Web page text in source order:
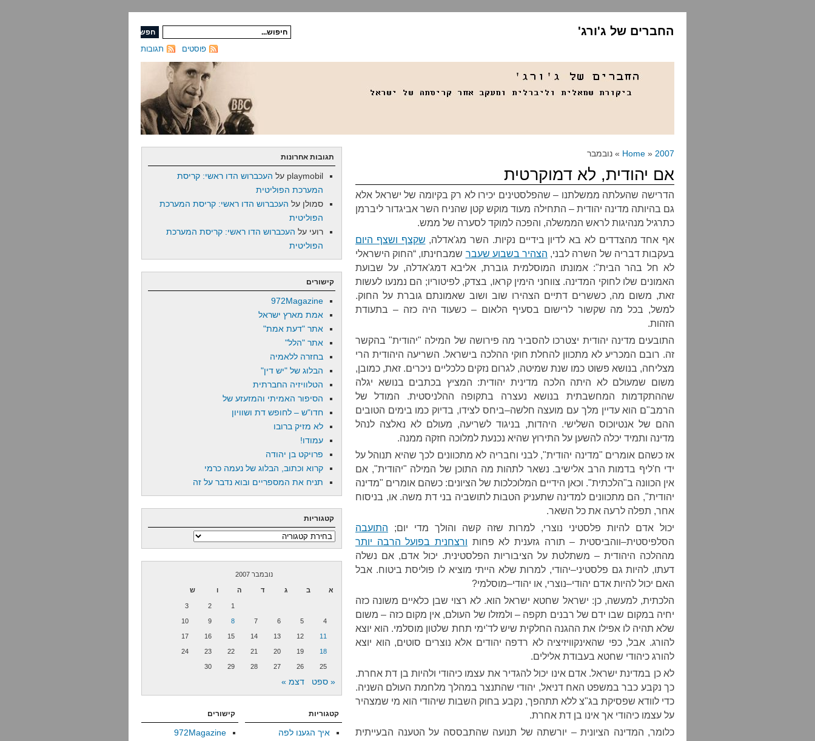
החברים של ג'ורג'
תגובות פוסטים
Home » 2007 » נובמבר
אם יהודית, לא דמוקרטית
הדרישה שהעלתה ממשלתנו – שהפלסטינים יכירו לא רק בקיומה של ישראל אלא
גם בהיותה מדינה יהודית – התחילה מעוד מוקש קטן שהניח השר אביגדור ליברמן
כתרגיל מנהיגות לראש הממשלה, והפכה למוקד לסערה של ממש.
אף אחד מהצדדים לא בא לדיון בידיים נקיות. השר מג'אדלה, שקצף ושצף היום
בעקבות דבריה של השרה לבני, הצהיר בשבוע שעבר שמבחינתו, “החוק הישראלי
לא חל בהר הבית":אמונתו המוסלמית גוברת, אליבא דמג'אדלה,על שבועת
האמונים שלו לחוקי המדינה. צווחני הימין קראו, בצדק,לפיטוריו; הם נמנעו לעשות
זאת, משום מה,כששרים דתיים הצהירו שוב ושוב שאמונתם גוברת על החוק.
למשל, בכל מה שקשור לרישום בסעיף הלאום – כשעוד היה כזה – בתעודת
הזהות.
התובעים מדינה יהודית יצטרכו להסביר מה פירושה של המילה "יהודית" בהקשר
זה. רובם המכריע לא מתכוון להחלת חוקי ההלכה בישראל. השריעה היהודית הרי
מצליחה, בנושא פשוט כמו שנת שמיטה,לגרום נזקים כלכליים ניכרים. זאת, כמובן,
משום שמעולם לא היתה הלכה מדינית יהודית: המציץ בכתבים בנושא יגלה
שההתקדמות המחשבתית בנושא נעצרה בתקופה ההלניסטית. המודל של
הרמב"ם הוא עדיין מלך עם מועצה חלשה–ביחס לצידו, בדיוק כמו בימים הטובים
ההם של אנטיוכוס השלישי. היהדות, בניגוד לשריעה, מעולם לא נאלצה לנהל
מדינה ותמיד יכלה להשען על התירוץ שהיא נכנעת למלוכה חזקה ממנה.
אז כשהם אומרים "מדינה יהודית",לבני וחבריה לא מתכוונים לכך שהיא תנוהל על
ידי ח'ליף בדמות הרב אלישיב. נשאר לתהות מה התוכן של המילה "יהודית", אם
אין הכוונה ב"הלכתית". וכאן הידיים המלוכלכות של הציונים: כשהם אומרים "מדינה
יהודית", הם מתכוונים למדינה שתעניק הטבות לתושביה בני דת משה.או, בניסוח
אחר, תפלה לרעה את כל השאר.
יכול אדם להיות פלסטיני נוצרי, למרות שזה קשה והולך מדי יום; התועבה
הסלפיסטית–ווהביסטית – תורה גזענית לא פחות ורצחנית בפועל הרבה יותר
מההלכה היהודית – משתלטת על הציבוריות הפלסטינית. יכול אדם, אם נשלה
דעתו, להיות גם פלסטיני–יהודי, למרות שלא הייתי מוציא לו פוליסת ביטוח. אבל
האם יכול להיות אדם יהודי–נוצרי, או יהודי–מוסלמי?
הלכתית,למעשה,כן: ישראל שחטא ישראל הוא.לא רצוי שבן כלאיים משונה כזה
יחיה במקום שבו ידם של רבנים תקפה – ולמזלו של העולם, אין מקום כזה – משום
שלא תהיה לו אפילו את ההגנה החלקית שיש לד'ימי תחת שלטון מוסלמי. הוא יוצא
להורג. אבל,כפי שהאינקוויזיציה לא רדפה יהודים אלא נוצרים סוטים, הוא יוצא
להורג כיהודי שחטא בעבודת אלילים.
לא כן במדינת ישראל.אדם אינו יכול להגדיר את עצמו כיהודי ולהיות בן דת אחרת.
כך נקבע כבר במשפט האח דניאל, יהודי שהתנצר במהלך מלחמת העולם השניה.
כדי לוודא שפסיקת בג"צ ללא תתהפך, נקבע בחוק השבות שיהודי הוא מי שמצהיר
על עצמו כיהודי אך אינו בן דת אחרת.
כלומר, המדינה הציונית – יורשתה של תנועה שהתבססה על הטענה הבעייתית
תגובות אחרונות
playmobil על העכברוש הדו ראשי: קריסת
המערכת הפוליטית
סמולן על העכברוש הדו ראשי: קריסת המערכת
הפוליטית
רועי על העכברוש הדו ראשי: קריסת המערכת
הפוליטית
קישורים
972Magazine
אמת מארץ ישראל
אתר "דעת אמת"
אתר "הלל"
בחזרה ללאמיה
הבלוג של "יש דין"
הטלוויזיה החברתית
הסיפור האמיתי והמזעזע של
חדו"ש – לחופש דת ושוויון
לא מזיק ברובו
עמודו!
פרויקט בן יהודה
קרוא וכתוב, הבלוג של נעמה כרמי
תניח את המספריים ובוא נדבר על זה
קטגוריות
קטגוריות
נובמבר 2007
א ב ג ד ה ו ש
1
2
3
4
5
6
7
8
9
10
11
12
13
14
15
16
17
18
19
20
21
22
23
24
25
26
27
28
29
30
« ספט דצמ »
קטגוריות
איך הגענו לפה
קישורים
972Magazine